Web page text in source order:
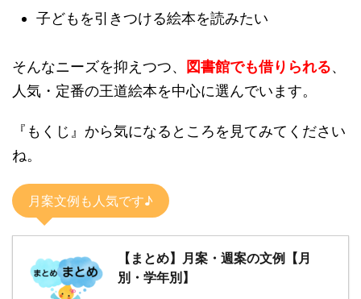
子どもを引きつける絵本を読みたい
そんなニーズを抑えつつ、 図書館でも借りられる、
人気・定番の王道絵本を中心に選んでいます。
『もくじ』から気になるところを見てみてください
ね。
月案文例も人気です♪
【まとめ】月案・週案の文例【月
別・学年別】